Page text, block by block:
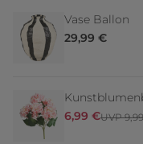
Vase Ballon
29,99 €
6,99 €UVP